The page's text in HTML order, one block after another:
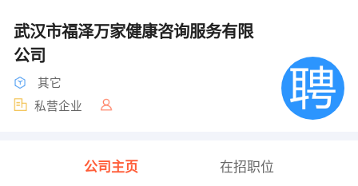
武汉市福泽万家健康咨询服务有限
公司
其它
私营企业
公司主页 在招职位